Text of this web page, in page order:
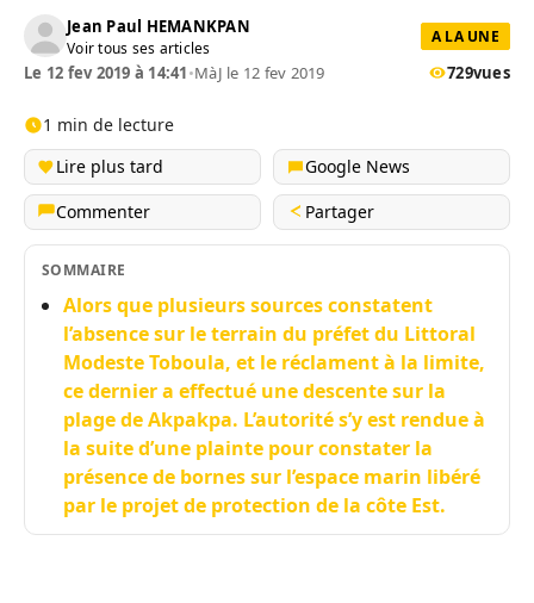
Jean Paul HEMANKPAN
Voir tous ses articles
A LA UNE
Le 12 fev 2019 à 14:41•MàJ le 12 fev 2019 729vues
1 min de lecture
Lire plus tard
Google News
Commenter
Partager
SOMMAIRE
Alors que plusieurs sources constatent
l’absence sur le terrain du préfet du Littoral
Modeste Toboula, et le réclament à la limite,
ce dernier a effectué une descente sur la
plage de Akpakpa. L’autorité s’y est rendue à
la suite d’une plainte pour constater la
présence de bornes sur l’espace marin libéré
par le projet de protection de la côte Est.